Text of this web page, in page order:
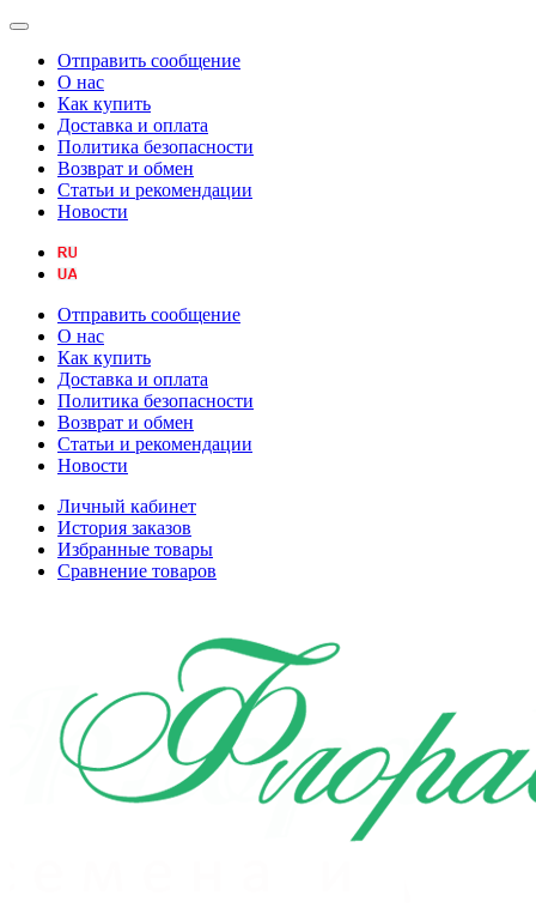
Отправить сообщение
О нас
Как купить
Доставка и оплата
Политика безопасности
Возврат и обмен
Статьи и рекомендации
Новости
Отправить сообщение
О нас
Как купить
Доставка и оплата
Политика безопасности
Возврат и обмен
Статьи и рекомендации
Новости
Личный кабинет
История заказов
Избранные товары
Сравнение товаров